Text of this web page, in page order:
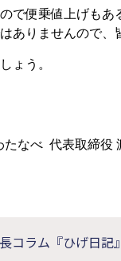
で便乗値上げも
はありませんの
ょう。
たなべ 代表取締役
コラム『ひげ日記』